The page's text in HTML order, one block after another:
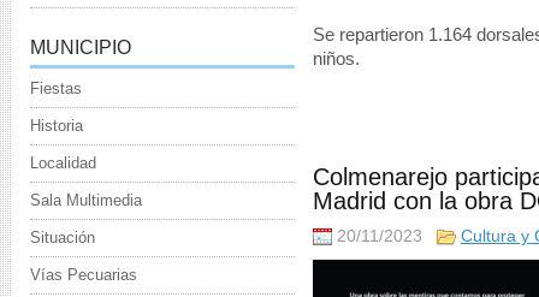
Se repartieron 1.164
niños.
Colmenarejo
Madrid con la obra
20/11/2023 Cultura y
MUNICIPIO
Fiestas
Historia
Localidad
Sala Multimedia
Situación
Vías Pecuarias